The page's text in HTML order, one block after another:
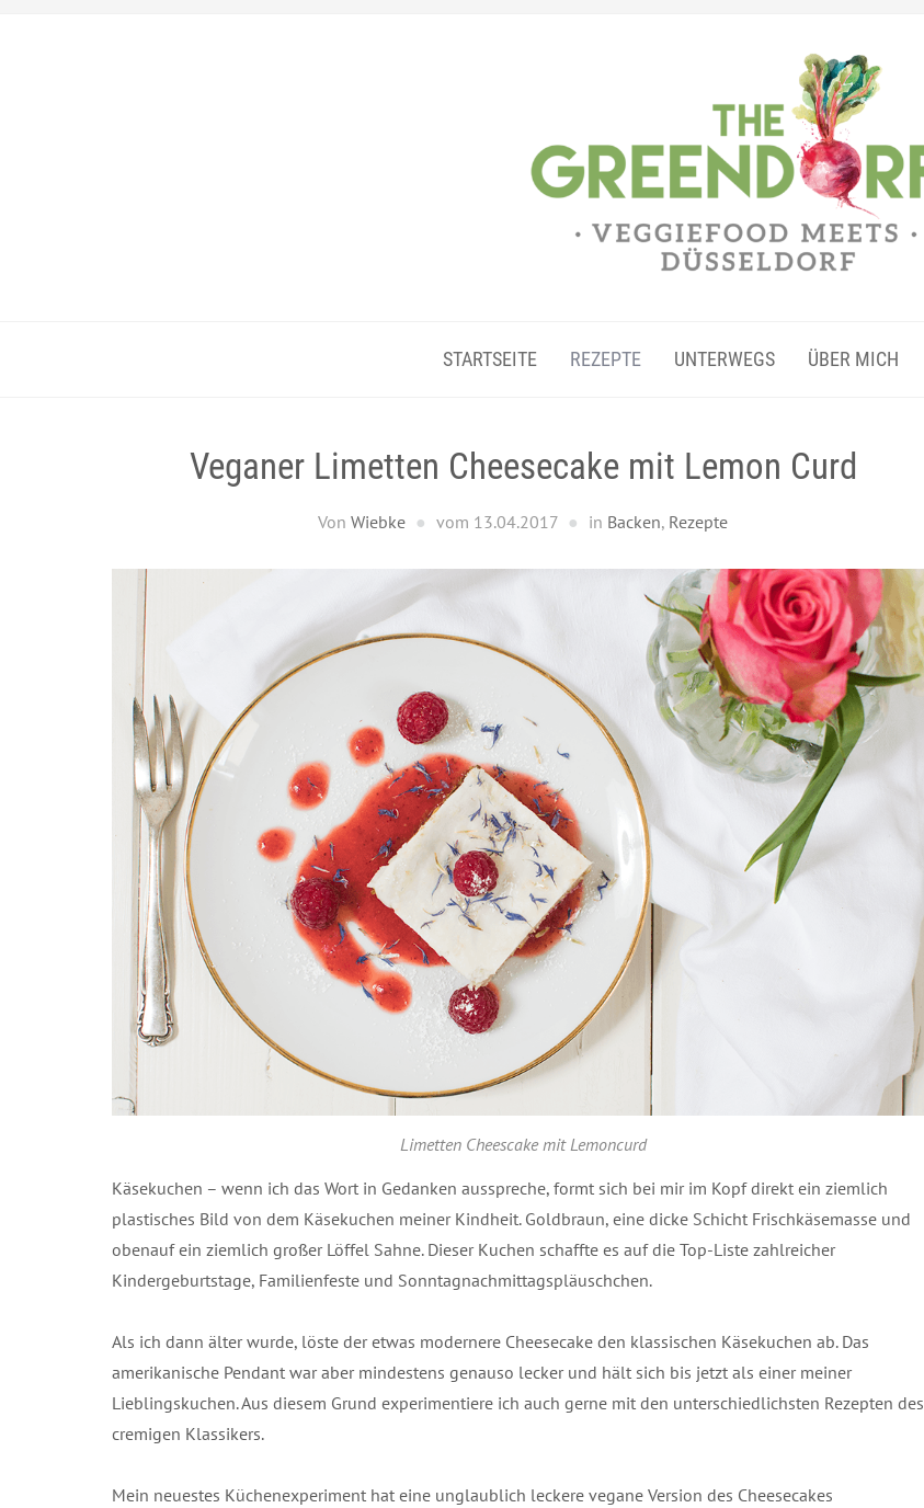
STARTSEITE REZEPTE UNTERWEGS ÜBER MICH
Veganer Limetten Cheesecake mit Lemon Curd
Von Wiebke vom 13.04.2017 in Backen, Rezepte
Limetten Cheescake mit Lemoncurd
Käsekuchen – wenn ich das Wort in Gedanken ausspreche, formt sich bei mir im Kopf direkt ein ziemlich
plastisches Bild von dem Käsekuchen meiner Kindheit. Goldbraun, eine dicke Schicht Frischkäsemasse und
obenauf ein ziemlich großer Löffel Sahne. Dieser Kuchen schaffte es auf die Top-Liste zahlreicher
Kindergeburtstage, Familienfeste und Sonntagnachmittagspläuschchen.
Als ich dann älter wurde, löste der etwas modernere Cheesecake den klassischen Käsekuchen ab. Das
amerikanische Pendant war aber mindestens genauso lecker und hält sich bis jetzt als einer meiner
Lieblingskuchen. Aus diesem Grund experimentiere ich auch gerne mit den unterschiedlichsten Rezepten des
cremigen Klassikers.
Mein neuestes Küchenexperiment hat eine unglaublich leckere vegane Version des Cheesecakes